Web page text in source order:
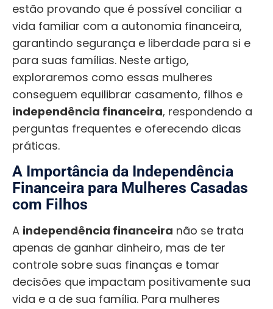
estão provando que é possível conciliar a
vida familiar com a autonomia financeira,
garantindo segurança e liberdade para si e
para suas famílias. Neste artigo,
exploraremos como essas mulheres
conseguem equilibrar casamento, filhos e
independência financeira, respondendo a
perguntas frequentes e oferecendo dicas
práticas.
A Importância da Independência
Financeira para Mulheres Casadas
com Filhos
A independência financeira não se trata
apenas de ganhar dinheiro, mas de ter
controle sobre suas finanças e tomar
decisões que impactam positivamente sua
vida e a de sua família. Para mulheres